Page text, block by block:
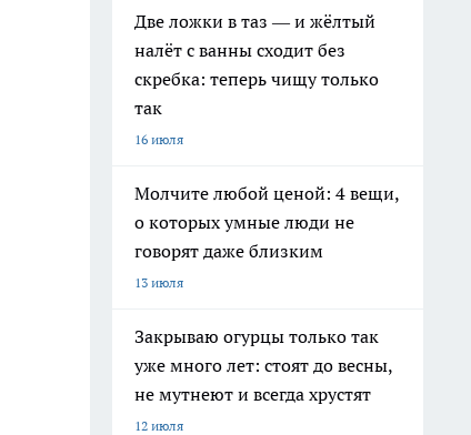
Две ложки в таз — и жёлтый
налёт с ванны сходит без
скребка: теперь чищу только
так
16 июля
Молчите любой ценой: 4 вещи,
о которых умные люди не
говорят даже близким
13 июля
Закрываю огурцы только так
уже много лет: стоят до весны,
не мутнеют и всегда хрустят
12 июля